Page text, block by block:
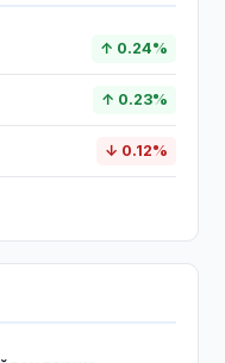
↑ 0.24%
↑ 0.23%
↓ 0.12%